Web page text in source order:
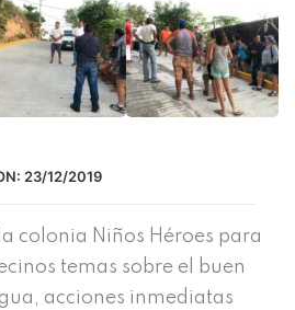
23/12/2019
colonia Niños Héroes para
temas sobre el buen
acciones inmediatas